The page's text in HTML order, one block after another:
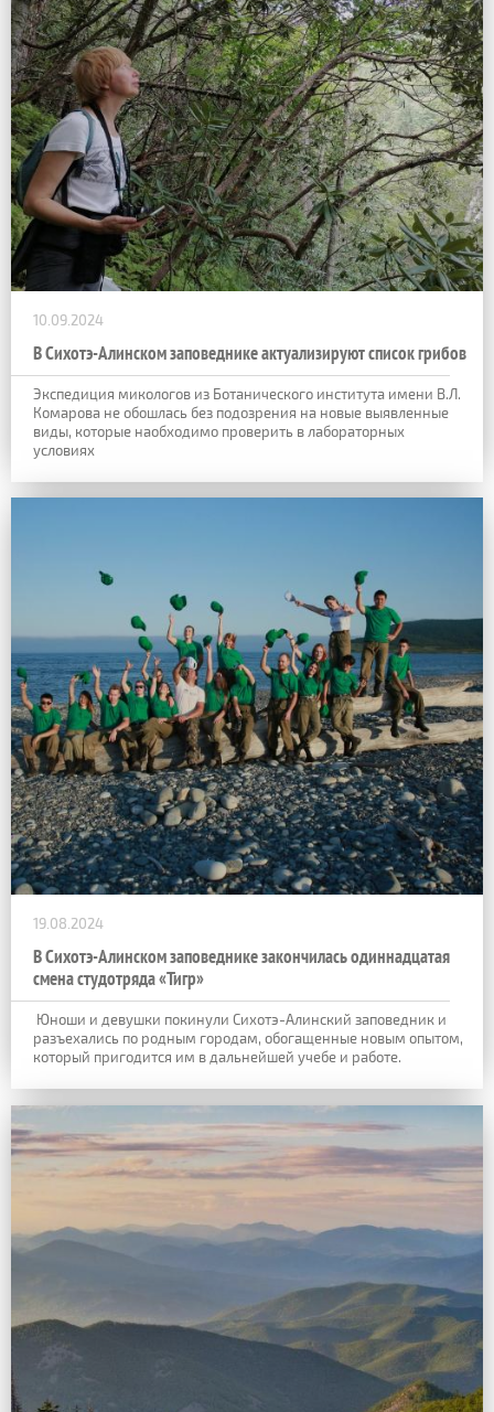
10.09.2024
В Сихотэ-Алинском заповеднике актуализируют список грибов
Экспедиция микологов из Ботанического института имени В.Л.
Комарова не обошлась без подозрения на новые выявленные
виды, которые наобходимо проверить в лабораторных
условиях
19.08.2024
В Сихотэ-Алинском заповеднике закончилась одиннадцатая
смена студотряда «Тигр»
Юноши и девушки покинули Сихотэ-Алинский заповедник и
разъехались по родным городам, обогащенные новым опытом,
который пригодится им в дальнейшей учебе и работе.